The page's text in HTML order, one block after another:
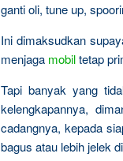
ganti oli, tune up,
Ini dimaksudkan
menjaga mobiltetap
Tapi banyak yang
kelengkapannya,
cadangnya, kepada
bagus atau lebih jelek